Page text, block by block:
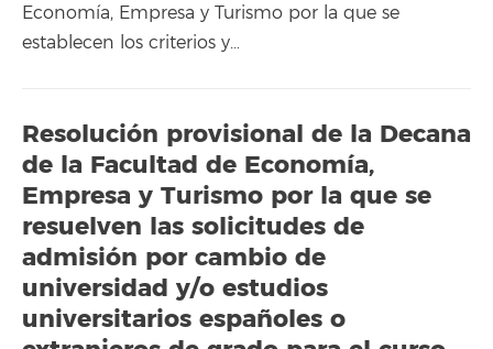
Economía, Empresa y Turismo por la que se
establecen los criterios y…
Resolución provisional de la Decana
de la Facultad de Economía,
Empresa y Turismo por la que se
resuelven las solicitudes de
admisión por cambio de
universidad y/o estudios
universitarios españoles o